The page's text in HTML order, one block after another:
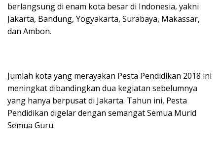
berlangsung di enam kota besar di Indonesia, yakni
Jakarta, Bandung, Yogyakarta, Surabaya, Makassar,
dan Ambon.
Jumlah kota yang merayakan Pesta Pendidikan 2018 ini
meningkat dibandingkan dua kegiatan sebelumnya
yang hanya berpusat di Jakarta. Tahun ini, Pesta
Pendidikan digelar dengan semangat Semua Murid
Semua Guru.